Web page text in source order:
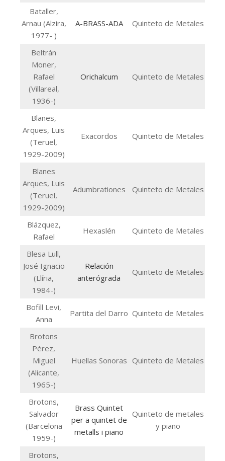
Bataller,
Arnau (Alzira,
1977- )
A-BRASS-ADA Quinteto de Metales
Beltrán
Moner,
Rafael
(Villareal,
1936-)
Orichalcum Quinteto de Metales
Blanes,
Arques, Luis
(Teruel,
1929-2009)
Exacordos Quinteto de Metales
Blanes
Arques, Luis
(Teruel,
1929-2009)
Adumbrationes Quinteto de Metales
Blázquez,
Rafael
Hexaslén Quinteto de Metales
Blesa Lull,
José Ignacio
(Llíria,
1984-)
Relación
anterógrada
Quinteto de Metales
Bofill Levi,
Anna
Partita del Darro Quinteto de Metales
Brotons
Pérez,
Miguel
(Alicante,
1965-)
Huellas Sonoras Quinteto de Metales
Brotons,
Salvador
(Barcelona
1959-)
Brass Quintet
per a quintet de
metalls i piano
Quinteto de metales
y piano
Brotons,